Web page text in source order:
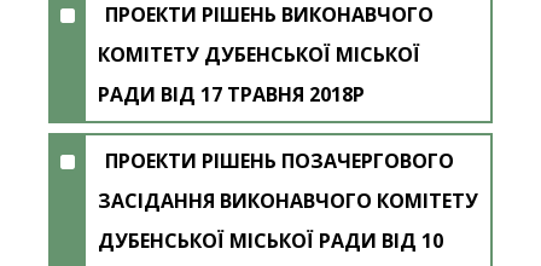
ПРОЕКТИ РІШЕНЬ ВИКОНАВЧОГО
КОМІТЕТУ ДУБЕНСЬКОЇ МІСЬКОЇ
РАДИ ВІД 17 ТРАВНЯ 2018Р
ПРОЕКТИ РІШЕНЬ ПОЗАЧЕРГОВОГО
ЗАСІДАННЯ ВИКОНАВЧОГО КОМІТЕТУ
ДУБЕНСЬКОЇ МІСЬКОЇ РАДИ ВІД 10